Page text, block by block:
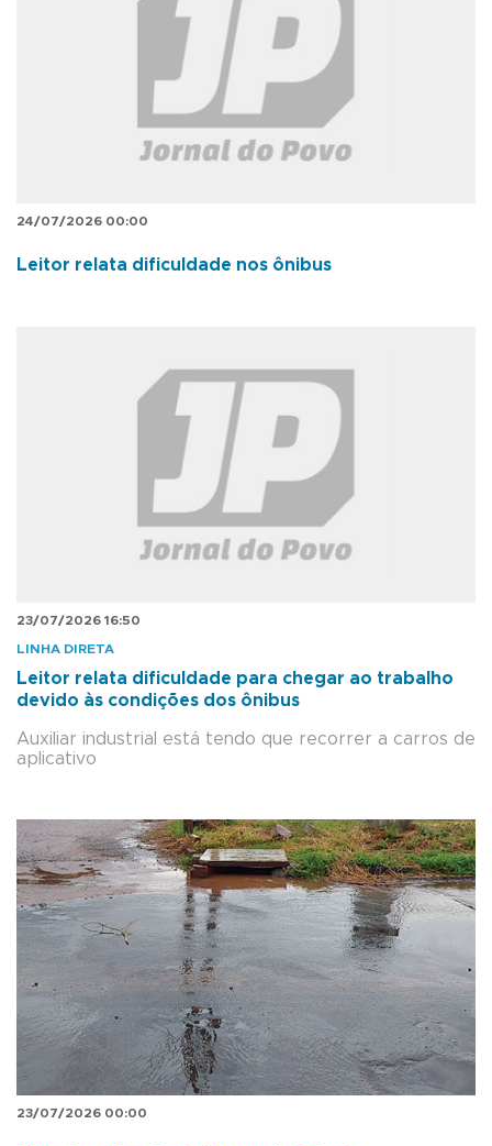
24/07/2026 00:00
Leitor relata dificuldade nos ônibus
23/07/2026 16:50
LINHA DIRETA
Leitor relata dificuldade para chegar ao trabalho
devido às condições dos ônibus
Auxiliar industrial está tendo que recorrer a carros de
aplicativo
23/07/2026 00:00